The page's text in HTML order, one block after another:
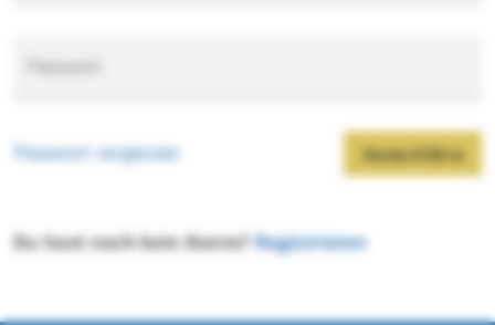
Passwort vergessen Anmelden
Du hast noch kein Konto?Registrieren